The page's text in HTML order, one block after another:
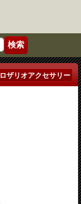
ロザリオアクセサリー